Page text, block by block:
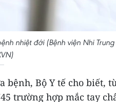
nhiệt đới (Bệnh viện Nhi
bệnh, Bộ Y tế cho biết,
trường hợp mắc tay